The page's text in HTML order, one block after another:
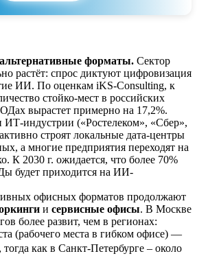
форматы. Сектор
растёт: спрос диктуют цифровизация
ИИ. По оценкам iKS-Consulting, к
стойко-мест в российских
вырастет примерно на 17,2%.
индустрии («Ростелеком», «Сбер»,
строят локальные дата-центры
а многие предприятия переходят на
К 2030 г. ожидается, что более 70%
будет приходится на ИИ-
офисных форматов продолжают
и сервисные офисы. В Москве
более развит, чем в регионах:
(рабочего места в гибком офисе) —
как в Санкт-Петербурге – около